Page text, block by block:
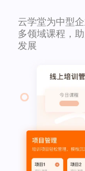
云学堂为中型
多领域课程，
发展